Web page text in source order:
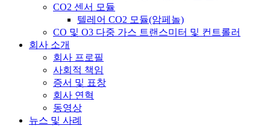
CO2 센서 모듈
텔레어 CO2 모듈(암페놀)
CO 및 O3 다중 가스 트랜스미터 및 컨트롤러
회사 소개
회사 프로필
사회적 책임
증서 및 표창
회사 연혁
동영상
뉴스 및 사례